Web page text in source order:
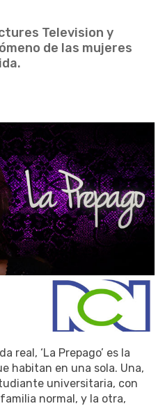
Television y
de las mujeres
real, ‘La Prepago’ es la
habitan en una sola. Una,
universitaria, con
normal, y la otra,